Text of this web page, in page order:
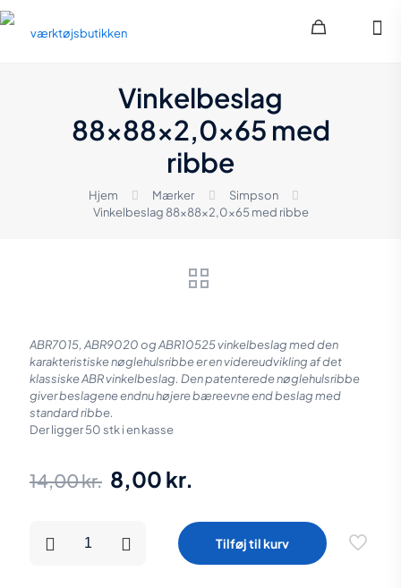
Vinkelbeslag
88x88x2,0x65 med
ribbe
Hjem Mærker
Simpson
Vinkelbeslag 88x88x2,0x65 med ribbe
ABR7015, ABR9020 og ABR10525 vinkelbeslag med den
karakteristiske nøglehulsribbe er en videreudvikling af det
klassiske ABR vinkelbeslag. Den patenterede nøglehulsribbe
giver beslagene endnu højere bæreevne end beslag med
standard ribbe.
Der ligger 50 stk i en kasse
14,00kr. Den
pris
var:
8,00 kr.
pris
er:
88x88x2,0x65
Tilføj til kurv